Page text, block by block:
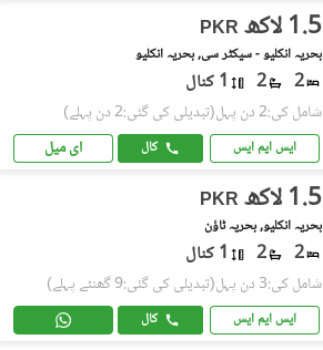
PKR 1.5 لاکھ
بحریہ انکلیو - سیکٹر سی, بحریہ انکلیو
2
2 1 کنال
شامل کی:2 دن پہل (تبدیلی کی گئی:2 دن پہلے)
ایس ایم ایس کال ای میل
PKR 1.5 لاکھ
بحریہ انکلیو, بحریہ ٹاؤن
2
2 1 کنال
شامل کی:3 دن پہل (تبدیلی کی گئی:9 گھنٹے پہلے)
ایس ایم ایس کال